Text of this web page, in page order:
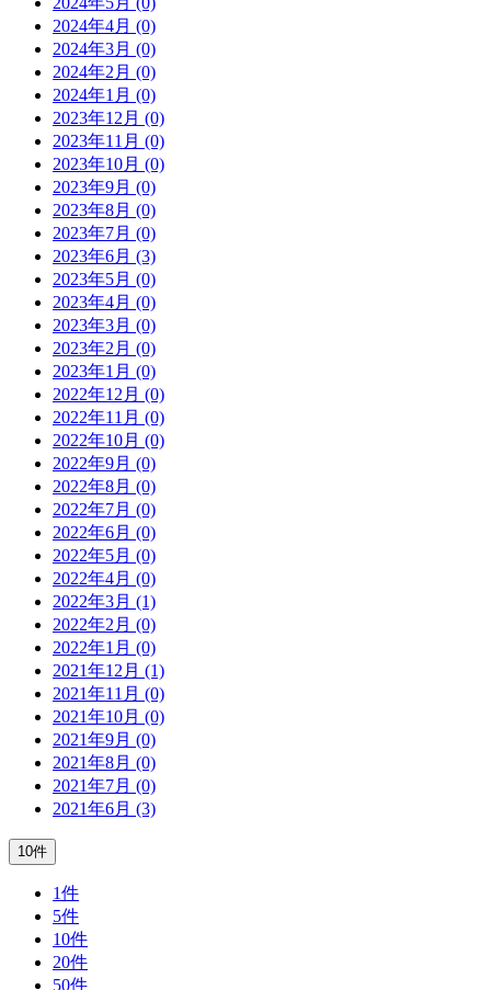
2024年4月 (0)
2024年3月 (0)
2024年2月 (0)
2024年1月 (0)
2023年12月 (0)
2023年11月 (0)
2023年10月 (0)
2023年9月 (0)
2023年8月 (0)
2023年7月 (0)
2023年6月 (3)
2023年5月 (0)
2023年4月 (0)
2023年3月 (0)
2023年2月 (0)
2023年1月 (0)
2022年12月 (0)
2022年11月 (0)
2022年10月 (0)
2022年9月 (0)
2022年8月 (0)
2022年7月 (0)
2022年6月 (0)
2022年5月 (0)
2022年4月 (0)
2022年3月 (1)
2022年2月 (0)
2022年1月 (0)
2021年12月 (1)
2021年11月 (0)
2021年10月 (0)
2021年9月 (0)
2021年8月 (0)
2021年7月 (0)
2021年6月 (3)
10件
1件
5件
10件
20件
50件